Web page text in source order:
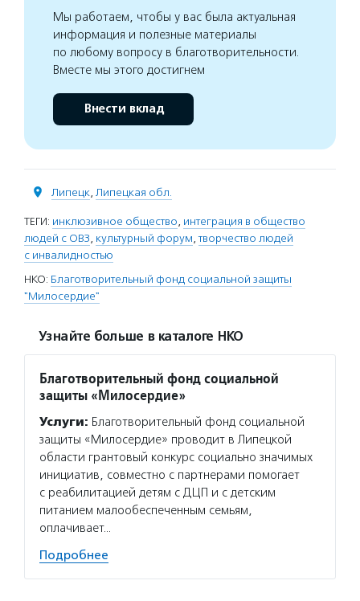
Мы работаем, чтобы у вас была актуальная
информация и полезные материалы
по любому вопросу в благотворительности.
Вместе мы этого достигнем
Внести вклад
Липецк, Липецкая обл.
ТЕГИ: инклюзивное общество, интеграция в общество
людей с ОВЗ, культурный форум,творчество людей
с инвалидностью
НКО: Благотворительный фонд социальной защиты
"Милосердие"
Узнайте больше в каталоге НКО
Благотворительный фонд социальной
защиты «Милосердие»
Услуги: Благотворительный фонд социальной
защиты «Милосердие» проводит в Липецкой
области грантовый конкурс социально значимых
инициатив, совместно с партнерами помогает
с реабилитацией детям с ДЦП и с детским
питанием малообеспеченным семьям,
оплачивает…
Подробнее